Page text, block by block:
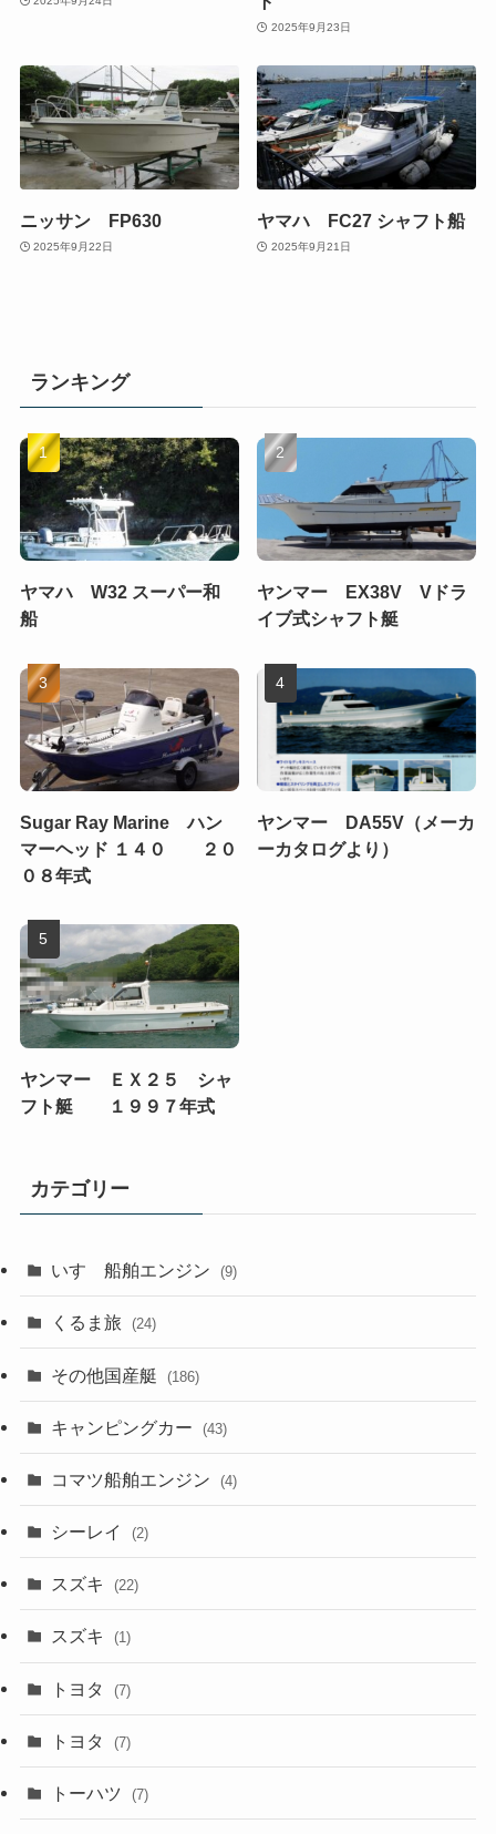
2025年9月23日
ニッサン FP630
2025年9月22日
ヤマハ FC27 シャフト船
2025年9月21日
ランキング
ヤマハ W32 スーパー和
船
ヤンマー EX38V Vドラ
イブ式シャフト艇
Sugar Ray Marine ハン
マーヘッド １４０ ２０
０８年式
ヤンマー DA55V（メーカ
ーカタログより）
ヤンマー ＥＸ２５ シャ
フト艇 １９９７年式
カテゴリー
いすゞ船舶エンジン (9)
くるま旅 (24)
その他国産艇 (186)
キャンピングカー (43)
コマツ船舶エンジン (4)
シーレイ (2)
スズキ (22)
スズキ (1)
トヨタ (7)
トヨタ (7)
トーハツ (7)